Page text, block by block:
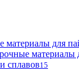
материалы для
материалы
сплавов15